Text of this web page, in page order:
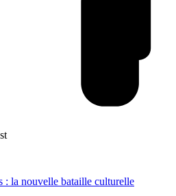
: la nouvelle bataille culturelle